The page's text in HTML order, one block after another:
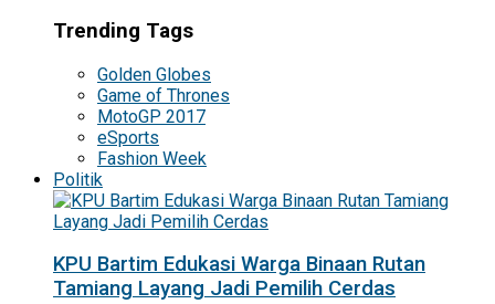
Trending Tags
Golden Globes
Game of Thrones
MotoGP 2017
eSports
Fashion Week
Politik
KPU Bartim Edukasi Warga Binaan Rutan
Tamiang Layang Jadi Pemilih Cerdas